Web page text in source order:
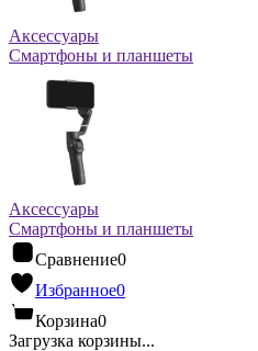
Аксессуары
Смартфоны и планшеты
Аксессуары
Смартфоны и планшеты
Сравнение0
Избранное0
Корзина0
Загрузка корзины...